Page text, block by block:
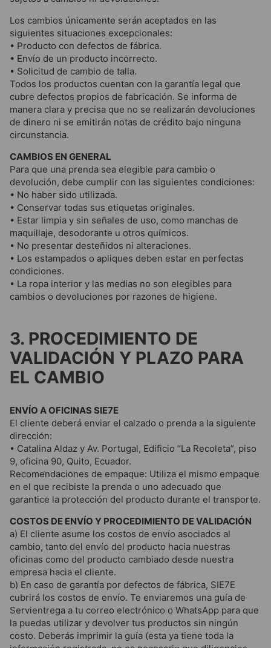
Los cambios únicamente serán aceptados en las
siguientes situaciones excepcionales:
• Producto con defectos de fábrica.
• Envío de un producto incorrecto.
• Solicitud de cambio de talla.
Todos los productos cuentan con la garantía legal que
cubre defectos propios de fabricación. Se informa de
manera clara y precisa que no se realizarán devoluciones
de dinero ni se emitirán notas de crédito bajo ninguna
circunstancia.
CAMBIOS EN GENERAL
Para que una prenda sea elegible para cambio o
devolución, debe cumplir con las siguientes condiciones:
• No haber sido utilizada.
• Conservar todas sus etiquetas originales.
• Estar limpia y sin señales de uso, como manchas de
maquillaje, desodorante u otros químicos.
• No presentar desteñidos ni alteraciones.
• Los estampados o apliques deben estar en perfectas
condiciones.
• La ropa interior y las medias no son elegibles para
cambios o devoluciones por razones de higiene.
3. PROCEDIMIENTO DE
VALIDACIÓN Y PLAZO PARA
EL CAMBIO
ENVÍO A OFICINAS SIE7E
El cliente deberá enviar el calzado o prenda a la siguiente
dirección:
• Catalina Aldaz y Av. Portugal, Edificio “La Recoleta”, piso
9, oficina 90, Quito, Ecuador.
Recomendaciones de empaque: Utiliza el mismo empaque
en el que recibiste la prenda o uno adecuado que
garantice la protección del producto durante el transporte.
COSTOS DE ENVÍO Y PROCEDIMIENTO DE VALIDACIÓN
a) El cliente asume los costos de envío asociados al
cambio, tanto del envío del producto hacia nuestras
oficinas como del producto cambiado desde nuestra
empresa hacia el cliente.
b) En caso de garantía por defectos de fábrica, SIE7E
cubrirá los costos de envío. Te enviaremos una guía de
Servientrega a tu correo electrónico o WhatsApp para que
la puedas utilizar y devolver tus productos sin ningún
costo. Deberás imprimir la guía (esta ya tiene toda la